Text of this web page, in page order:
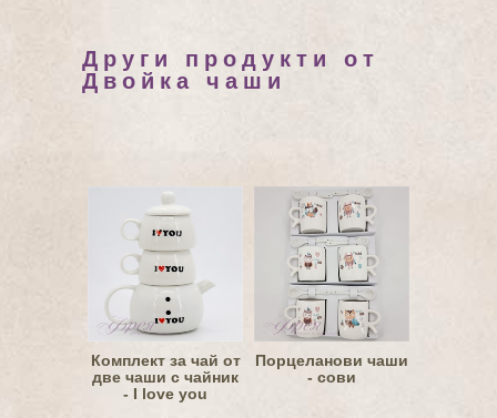
Други продукти от
Двойкa чаши
Комплект за чай от
две чаши с чайник
- I love you
Порцеланови чаши
- сови